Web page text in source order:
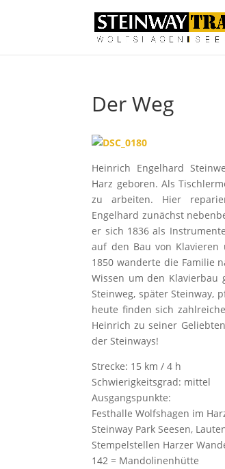
Der Weg
Heinrich Engelhard
Harz geboren. Als
zu arbeiten. Hier
Engelhard zunächst
er sich 1836 als
auf den Bau von Klavieren
1850 wanderte die Familie
Wissen um den Klavierbau
Steinweg, später Steinway,
heute finden sich
Heinrich zu seiner
der Steinways!
Strecke: 15 km / 4 h
Schwierigkeitsgrad: mittel
Ausgangspunkte:
Festhalle Wolfshagen im
Steinway Park Seesen,
Stempelstellen Harzer
142 = Mandolinenhütte